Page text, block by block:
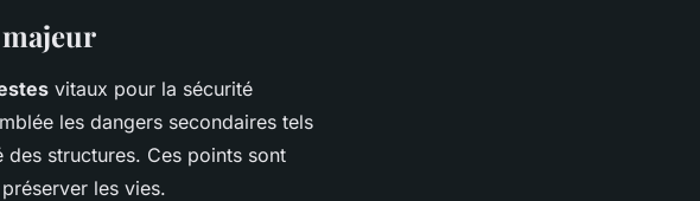
vitaux pour la sécurité
les dangers secondaires tels
structures. Ces points sont
les vies.